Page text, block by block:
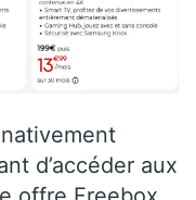
d’accéder aux